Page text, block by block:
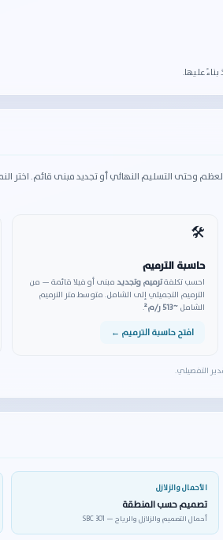
عليها.
وحتى التسليم النهائي أو تجديد مبنى قائم. اختر
🛠️
حاسبة الترميم
احسب تكلفةترميم وتجديدمبنى أو فيلا قائمة — من
الترميم التجميلي إلى الشامل. متوسط متر الترميم
الشامل~513 ر/م² .
افتح حاسبة الترميم ←
التفصيلي.
الأحمال والزلازل
تصميم حسب المنطقة
أحمال التصميم والزلازل والرياح — SBC 301